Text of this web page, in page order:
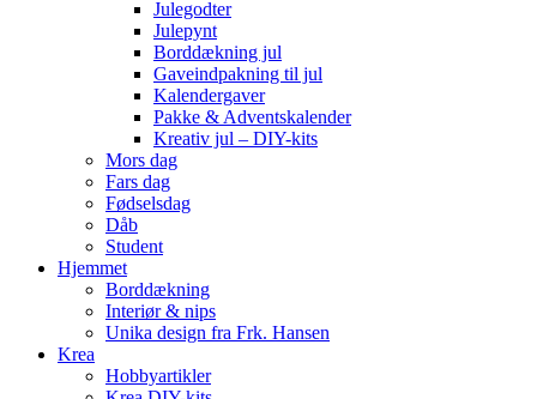
Julegodter
Julepynt
Borddækning jul
Gaveindpakning til jul
Kalendergaver
Pakke & Adventskalender
Kreativ jul – DIY-kits
Mors dag
Fars dag
Fødselsdag
Dåb
Student
Hjemmet
Borddækning
Interiør & nips
Unika design fra Frk. Hansen
Krea
Hobbyartikler